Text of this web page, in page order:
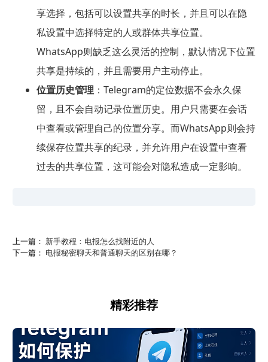
享选择，包括可以设置共享的时长，并且可以在隐
私设置中选择特定的人或群体共享位置。
WhatsApp则缺乏这么灵活的控制，默认情况下位置
共享是持续的，并且需要用户主动停止。
位置历史管理：Telegram的定位数据不会永久保
留，且不会自动记录位置历史。用户只需要在会话
中查看或管理自己的位置分享。而WhatsApp则会持
续保存位置共享的纪录，并允许用户在设置中查看
过去的共享位置，这可能会对隐私造成一定影响。
上一篇： 新手教程：电报怎么找附近的人
下一篇： 电报秘密聊天和普通聊天的区别在哪？
精彩推荐